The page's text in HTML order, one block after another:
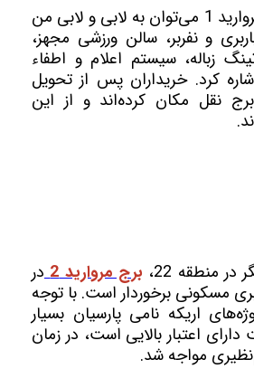
از مهم‌ترین امکانات مروارید 1 می‌توان به لابی و لابی من
و نفربر، سالن ورزشی مجهز،
زباله، سیستم اعلام و اطفاء
کرد. خریداران پس از تحویل
نقل مکان کرده‌اند و از این
منطقه 22، برج مروارید 2
در
مسکونی برخوردار است. با توجه
اریکه نامی پارسیان بسیار
اعتبار بالایی است، در زمان
مواجه شد.